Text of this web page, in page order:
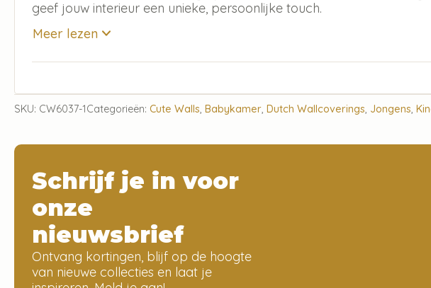
geef jouw interieur een unieke, persoonlijke touch.
Meer lezen
SKU: CW6037-1Categorieën: Cute Walls, Babykamer, Dutch Wallcoverings, Jongens,
Schrijf je in voor
onze
nieuwsbrief
Ontvang kortingen, blijf op de hoogte
van nieuwe collecties en laat je